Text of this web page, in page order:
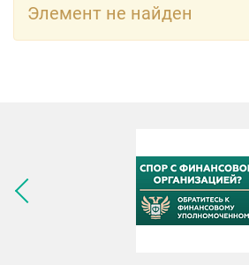
Элемент не найден
Следующее изображение